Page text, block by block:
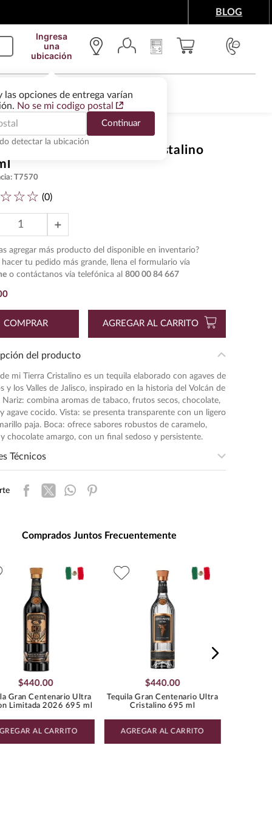
BLOG
Ingresa
una
ubicación
las opciones de entrega varían
No se mi codigo postal
Continuar
detectar la ubicación
Y ACCESORIOS WINE SERVICES
Volcan De Mi Tierra Cristalino
: T7570
☆☆ (0)
＋
agregar más producto del disponible en inventario?
hacer tu pedido más grande, llena el formulario vía
o contáctanos vía telefónica al 800 00 84 667
COMPRAR AGREGAR AL CARRITO
del producto
mi Tierra Cristalino es un tequila elaborado con agaves de
y los Valles de Jalisco, inspirado en la historia del Volcán de
Nariz: combina aromas de tabaco, frutos secos, chocolate,
agave cocido. Vista: se presenta transparente con un ligero
paja. Boca: ofrece sabores robustos de caramelo,
chocolate amargo, con un final sedoso y persistente.
Técnicos
de Medida:
Comprados Juntos Frecuentemente
$440.00
Gran Centenario Ultra
Limitada 2026 695 ml
AL CARRITO
$440.00
Tequila Gran Centenario Ultra
Cristalino 695 ml
AGREGAR AL CARRITO